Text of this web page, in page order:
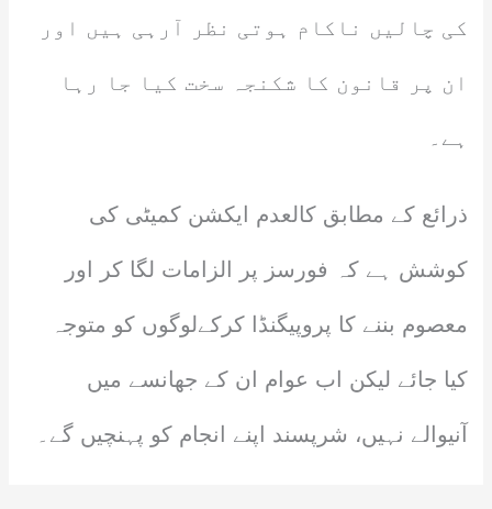
کی چالیں ناکام ہوتی نظر آرہی ہیں اور
ان پر قانون کا شکنجہ سخت کیا جا رہا
ہے۔
ذرائع کے مطابق کالعدم ایکشن کمیٹی کی
کوشش ہے کہ فورسز پر الزامات لگا کر اور
معصوم بننے کا پروپیگنڈا کرکےلوگوں کو متوجہ
کیا جائے لیکن اب عوام ان کے جھانسے میں
آنیوالے نہیں، شرپسند اپنے انجام کو پہنچیں گے۔